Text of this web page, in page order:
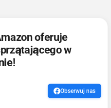
oferuje
w
Obserwuj nas